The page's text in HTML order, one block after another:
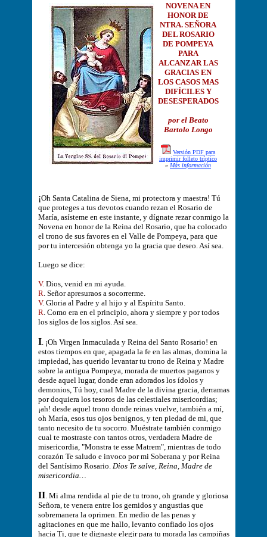
NOVENA EN
HONOR DE
NTRA. SEÑORA
DEL ROSARIO
DE POMPEYA
PARA
ALCANZAR LAS
GRACIAS EN
LOS CASOS MAS
DIFÍCILES Y
DESESPERADOS
por el Beato
Bartolo Longo
Versión PDF para
imprimir folleto tríptico
» Más información
¡Oh Santa Catalina de Siena, mi protectora y maestra! Tú
que proteges a tus devotos cuando rezan el Rosario de
María, asísteme en este instante, y dígnate rezar conmigo la
Novena en honor de la Reina del Rosario, que ha colocado
el trono de sus favores en el Valle de Pompeya, para que
por tu intercesión obtenga yo la gracia que deseo. Así sea.
Luego se dice:
V. Dios, venid en mi ayuda.
R . Señor apresuraos a socorrerme.
V. Gloria al Padre y al hijo y al Espíritu Santo.
R . Como era en el principio, ahora y siempre y por todos
los siglos de los siglos. Así sea.
I . ¡Oh Virgen Inmaculada y Reina del Santo Rosario! en
estos tiempos en que, apagada la fe en las almas, domina la
impiedad, has querido levantar tu trono de Reina y Madre
sobre la antigua Pompeya, morada de muertos paganos y
desde aquel lugar, donde eran adorados los ídolos y
demonios, Tú hoy, cual Madre de la divina gracia, derramas
por doquiera los tesoros de las celestiales misericordias;
¡ah! desde aquel trono donde reinas vuelve, también a mí,
oh María, esos tus ojos benignos, y ten piedad de mi, que
tanto necesito de tu socorro. Muéstrate también conmigo
cual te mostraste con tantos otros, verdadera Madre de
misericordia, "Monstra te esse Matrem", mientras de todo
corazón Te saludo e invoco por mi Soberana y por Reina
del Santísimo Rosario. Dios Te salve, Reina, Madre de
misericordia…
II . Mi alma rendida al pie de tu trono, oh grande y gloriosa
Señora, te venera entre los gemidos y angustias que
sobremanera la oprimen. En medio de las penas y
agitaciones en que me hallo, levanto confiado los ojos
hacia Ti, que te dignaste elegir para tu morada las campiñas